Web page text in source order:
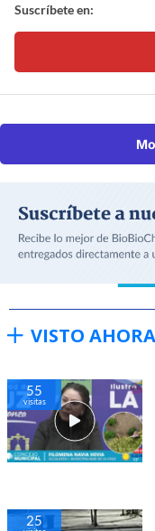
Suscríbete en:
VISTO AHORA
55
visitas
25